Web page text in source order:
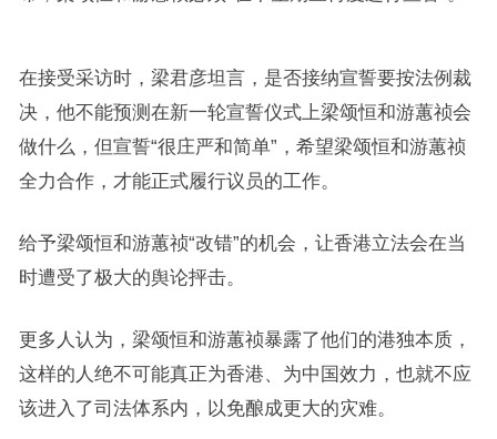
在接受采访时，梁君彦坦言，是否接纳宣誓要按法例裁
决，他不能预测在新一轮宣誓仪式上梁颂恒和游蕙祯会
做什么，但宣誓“很庄严和简单”，希望梁颂恒和游蕙祯
全力合作，才能正式履行议员的工作。
给予梁颂恒和游蕙祯“改错”的机会，让香港立法会在当
时遭受了极大的舆论抨击。
更多人认为，梁颂恒和游蕙祯暴露了他们的港独本质，
这样的人绝不可能真正为香港、为中国效力，也就不应
该进入了司法体系内，以免酿成更大的灾难。